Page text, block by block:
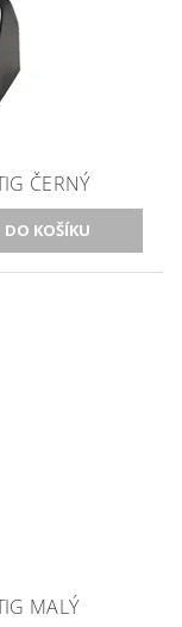
ČERNÝ
MALÝ